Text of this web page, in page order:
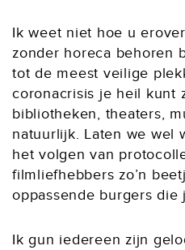
Ik weet niet hoe u
zonder horeca behoren
tot de meest veilige
coronacrisis je heil kunt
bibliotheken, theaters,
natuurlijk. Laten we wel
het volgen van
filmliefhebbers zo’n
oppassende burgers die
Ik gun iedereen zijn